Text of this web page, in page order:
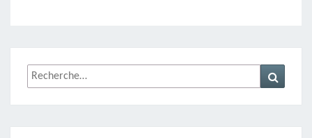
Rechercher :